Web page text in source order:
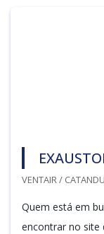
VENTAIR /
Quem está em
encontrar no site